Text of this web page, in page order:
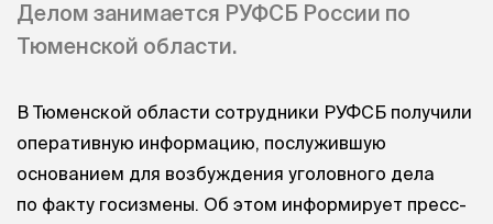
Делом занимается РУФСБ России по
Тюменской области.
В Тюменской области сотрудники РУФСБ получили
оперативную информацию, послужившую
основанием для возбуждения уголовного дела
по факту госизмены. Об этом информирует пресс-